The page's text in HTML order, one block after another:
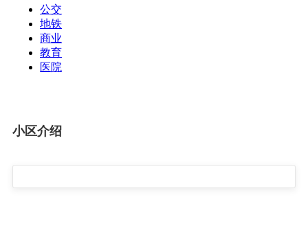
公交
地铁
商业
教育
医院
小区介绍